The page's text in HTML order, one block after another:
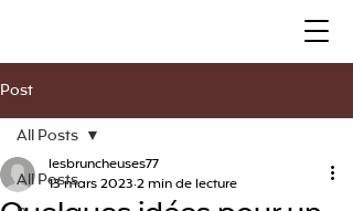
Post
All Posts
All Posts
lesbruncheuses77
13 mars 2023 2 min de lecture